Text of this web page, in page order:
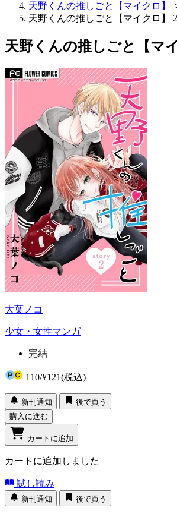
天野くんの推しごと【マイクロ】
天野くんの推しごと【マイクロ】 2
天野くんの推しごと【マ
大葉ノコ
少女・女性マンガ
完結
110/¥121(税込)
新刊通知
後で買う
購入に進む
カートに追加
カートに追加しました
試し読み
新刊通知 後で買う